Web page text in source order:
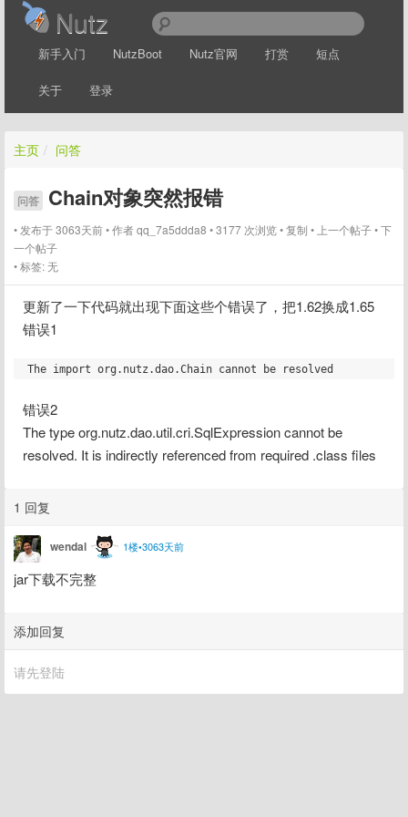
Nutz
新手入门 NutzBoot Nutz官网 打赏 短点
关于 登录
主页 / 问答
问答 Chain对象突然报错
发布于 3063天前 作者qq_7a5ddda8 3177 次浏览 复制 上一个帖子 下
一个帖子
标签:无
更新了一下代码就出现下面这些个错误了，把1.62换成1.65
错误1
错误2
The type org.nutz.dao.util.cri.SqlExpression cannot be
resolved. It is indirectly referenced from required .class files
1 回复
wendal 1楼•3063天前
jar下载不完整
添加回复
请先登陆